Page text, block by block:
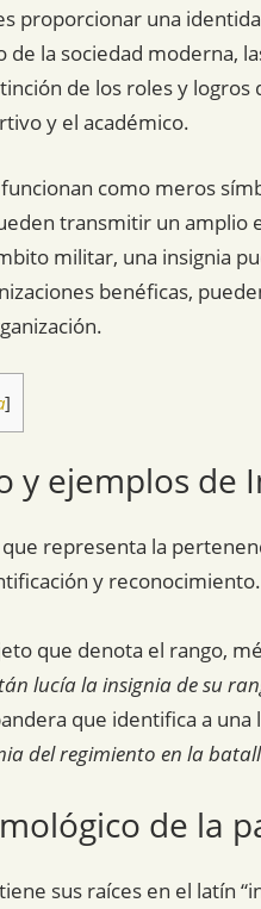
proporcionar una
de la sociedad moderna,
de los roles y
y el académico.
funcionan como meros
transmitir un amplio
militar, una insignia
benéficas,
]
y ejemplos de
representa la
y reconocimiento.
que denota el rango,
lucía la insignia de su
que identifica a
del regimiento en la
de la
sus raíces en el latín